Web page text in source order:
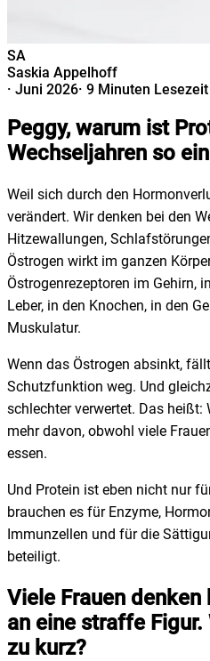
SA
Saskia Appelhoff
· Juni 2026· 9 Minuten Lesezeit
Peggy, warum ist
Wechseljahren so
Weil sich durch den
verändert. Wir denken bei den
Hitzewallungen,
Östrogen wirkt im ganzen
Östrogenrezeptoren im Gehirn,
Leber, in den Knochen, in den
Muskulatur.
Wenn das Östrogen absinkt,
Schutzfunktion weg. Und
schlechter verwertet. Das heißt:
mehr davon, obwohl viele
essen.
Und Protein ist eben nicht nur
brauchen es für Enzyme,
Immunzellen und für die
beteiligt.
Viele Frauen
an eine straffe
zu kurz?